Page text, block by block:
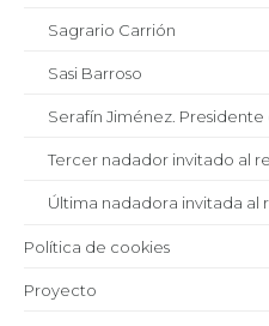
Sagrario Carrión
Sasi Barroso
Serafín Jiménez. Presidente
Tercer nadador invitado al
Última nadadora invitada al
Política de cookies
Proyecto